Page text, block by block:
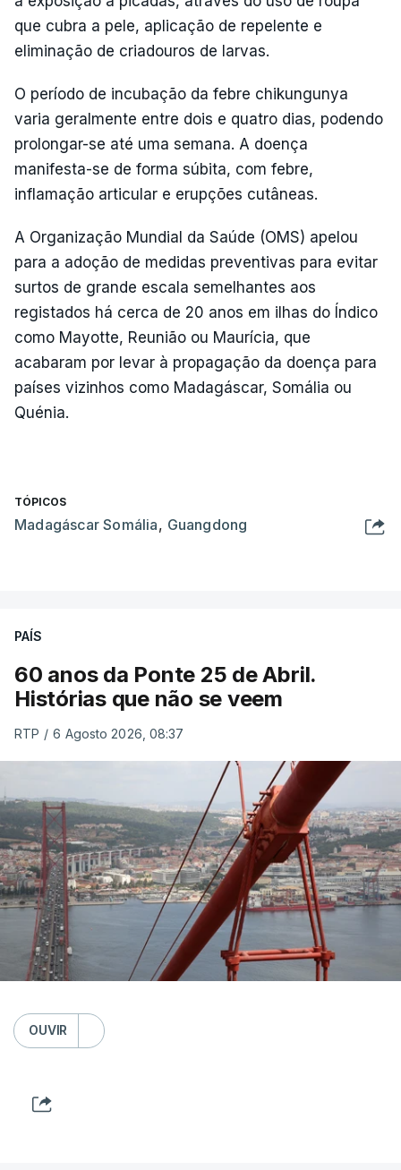
que cubra a pele, aplicação de repelente e
eliminação de criadouros de larvas.
O período de incubação da febre chikungunya
varia geralmente entre dois e quatro dias, podendo
prolongar-se até uma semana. A doença
manifesta-se de forma súbita, com febre,
inflamação articular e erupções cutâneas.
A Organização Mundial da Saúde (OMS) apelou
para a adoção de medidas preventivas para evitar
surtos de grande escala semelhantes aos
registados há cerca de 20 anos em ilhas do Índico
como Mayotte, Reunião ou Maurícia, que
acabaram por levar à propagação da doença para
países vizinhos como Madagáscar, Somália ou
Quénia.
TÓPICOS
Madagáscar Somália, Guangdong
PAÍS
60 anos da Ponte 25 de Abril.
Histórias que não se veem
RTP / 6 Agosto 2026, 08:37
OUVIR